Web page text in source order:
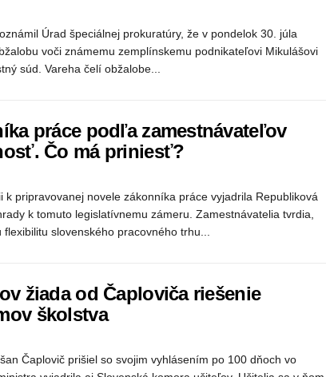
Úrad špeciálnej prokuratúry, že v pondelok 30. júla
voči známemu zemplínskemu podnikateľovi Mikulášovi
súd. Vareha čelí obžalobe...
práce podľa zamestnávateľov
Čo má priniesť?
k pripravovanej novele zákonníka práce vyjadrila Republiková
k tomuto legislatívnemu zámeru. Zamestnávatelia tvrdia,
slovenského pracovného trhu...
žiada od Čaploviča riešenie
školstva
Čaplovič prišiel so svojim vyhlásením po 100 dňoch vo